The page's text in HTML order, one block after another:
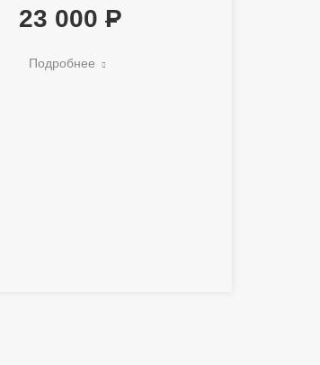
23 000
Подробнее